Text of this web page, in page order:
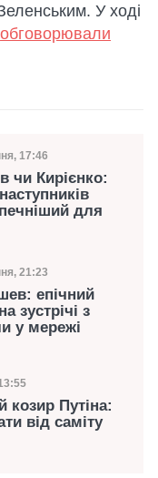
У ході
обговорювали
17:46
чи Кирієнко:
для
21:23
епічний
зустрічі з
у мережі
козир Путіна:
від саміту